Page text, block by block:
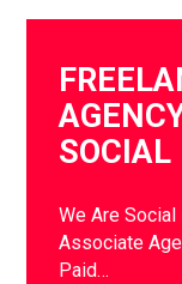
SOCIAL
We Are
Associate
Paid…